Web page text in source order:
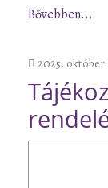
Bővebben...
2025. október